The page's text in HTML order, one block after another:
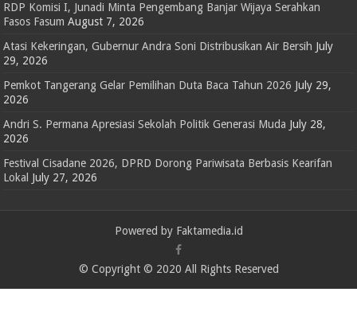
RDP Komisi I, Junadi Minta Pengembang Banjar Wijaya Serahkan
Fasos Fasum August 7, 2026
Atasi Kekeringan, Gubernur Andra Soni Distribusikan Air Bersih July
29, 2026
Pemkot Tangerang Gelar Pemilihan Duta Baca Tahun 2026 July 29,
2026
Andri S. Permana Apresiasi Sekolah Politik Generasi Muda July 28,
2026
Festival Cisadane 2026, DPRD Dorong Pariwisata Berbasis Kearifan
Lokal July 27, 2026
Powered by Faktamedia.id
© Copyright © 2020 All Rights Reserved